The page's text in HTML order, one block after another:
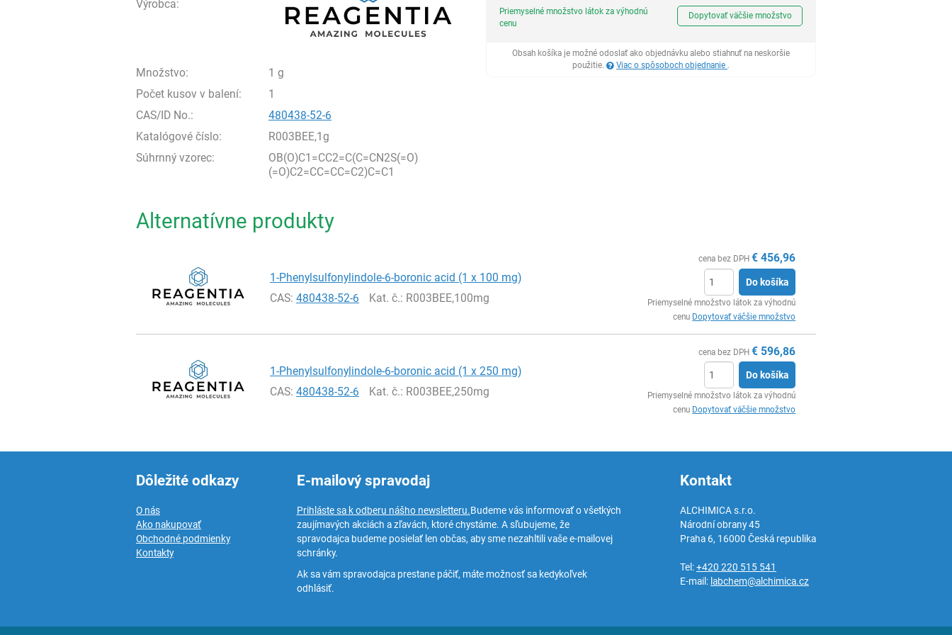
Výrobca:
Množstvo:
1 g
Počet kusov v balení:
1
CAS/ID No.:
480438-52-6
Katalógové číslo:
R003BEE,1g
Súhrnný vzorec:
OB(O)C1=CC2=C(C=CN2S(=O)
(=O)C2=CC=CC=C2)C=C1
Ks
Priemyselné množstvo látok za výhodnú
cenu
Dopytovať väčšie množstvo
Obsah košíka je možné odoslať ako objednávku alebo stiahnuť na neskoršie
použitie.
Viac o spôsoboch objednanie .
Alternatívne produkty
1-Phenylsulfonylindole-6-boronic acid (1 x 100 mg)
CAS:480438-52-6 Kat. č.: R003BEE,100mg
cena bez DPH € 456,96
Do košíka
Priemyselné množstvo látok za výhodnú
cenu Dopytovať väčšie množstvo
1-Phenylsulfonylindole-6-boronic acid (1 x 250 mg)
CAS:480438-52-6 Kat. č.: R003BEE,250mg
cena bez DPH € 596,86
Do košíka
Priemyselné množstvo látok za výhodnú
cenu Dopytovať väčšie množstvo
Dôležité odkazy
O nás
Ako nakupovať
Obchodné podmienky
Kontakty
E-mailový spravodaj
Prihláste sa k odberu nášho newsletteru.Budeme vás informovať o všetkých
zaujímavých akciách a zľavách, ktoré chystáme. A sľubujeme, že
spravodajca budeme posielať len občas, aby sme nezahltili vaše e-mailovej
schránky.
Ak sa vám spravodajca prestane páčiť, máte možnosť sa kedykoľvek
odhlásiť.
Kontakt
ALCHIMICA s.r.o.
Národní obrany 45
Praha 6, 16000 Česká republika
Tel:+420 220 515 541
E-mail: labchem@alchimica.cz